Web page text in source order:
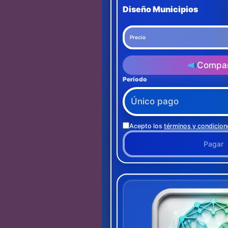
Diseño Municipios
Precio
Período
Acepto los términos y
Pagar